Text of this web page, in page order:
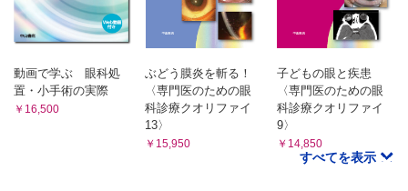
11 放射線視神経疾患
放射線視神経症 （菊地雅史）
サルコイドーシスと視神経 （村山耕一郎）
全身性エリテマトーデスと視神経 （村山耕一郎）
Behcet病 （河野尚子）
Wegener肉芽腫症 （前久保知行）
動画で学ぶ 眼科処
置・小手術の実際
￥16,500
ぶどう膜炎を斬る！
〈専門医のための眼
科診療クオリファイ
13〉
￥15,950
子どもの眼と疾患
〈専門医のための眼
科診療クオリファイ
9〉
￥14,850
すべてを表示